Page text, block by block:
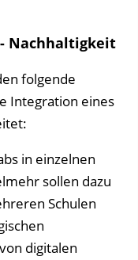
Nachhaltigkeit
folgende
Integration eines
in einzelnen
sollen dazu
Schulen
digitalen